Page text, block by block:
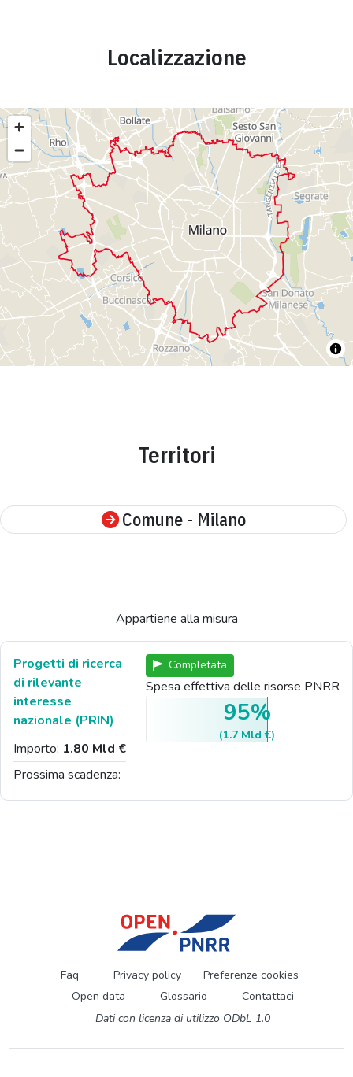
Localizzazione
Territori
Comune - Milano
Appartiene alla misura
Progetti di ricerca
di rilevante
interesse
nazionale (PRIN)
Importo: 1.80 Mld €
Prossima scadenza:
Completata
Spesa effettiva delle risorse PNRR
95%
(1.7 Mld €)
Faq Privacy policy
Preferenze cookies
Open data
Glossario
Contattaci
Dati con licenza di utilizzo ODbL 1.0